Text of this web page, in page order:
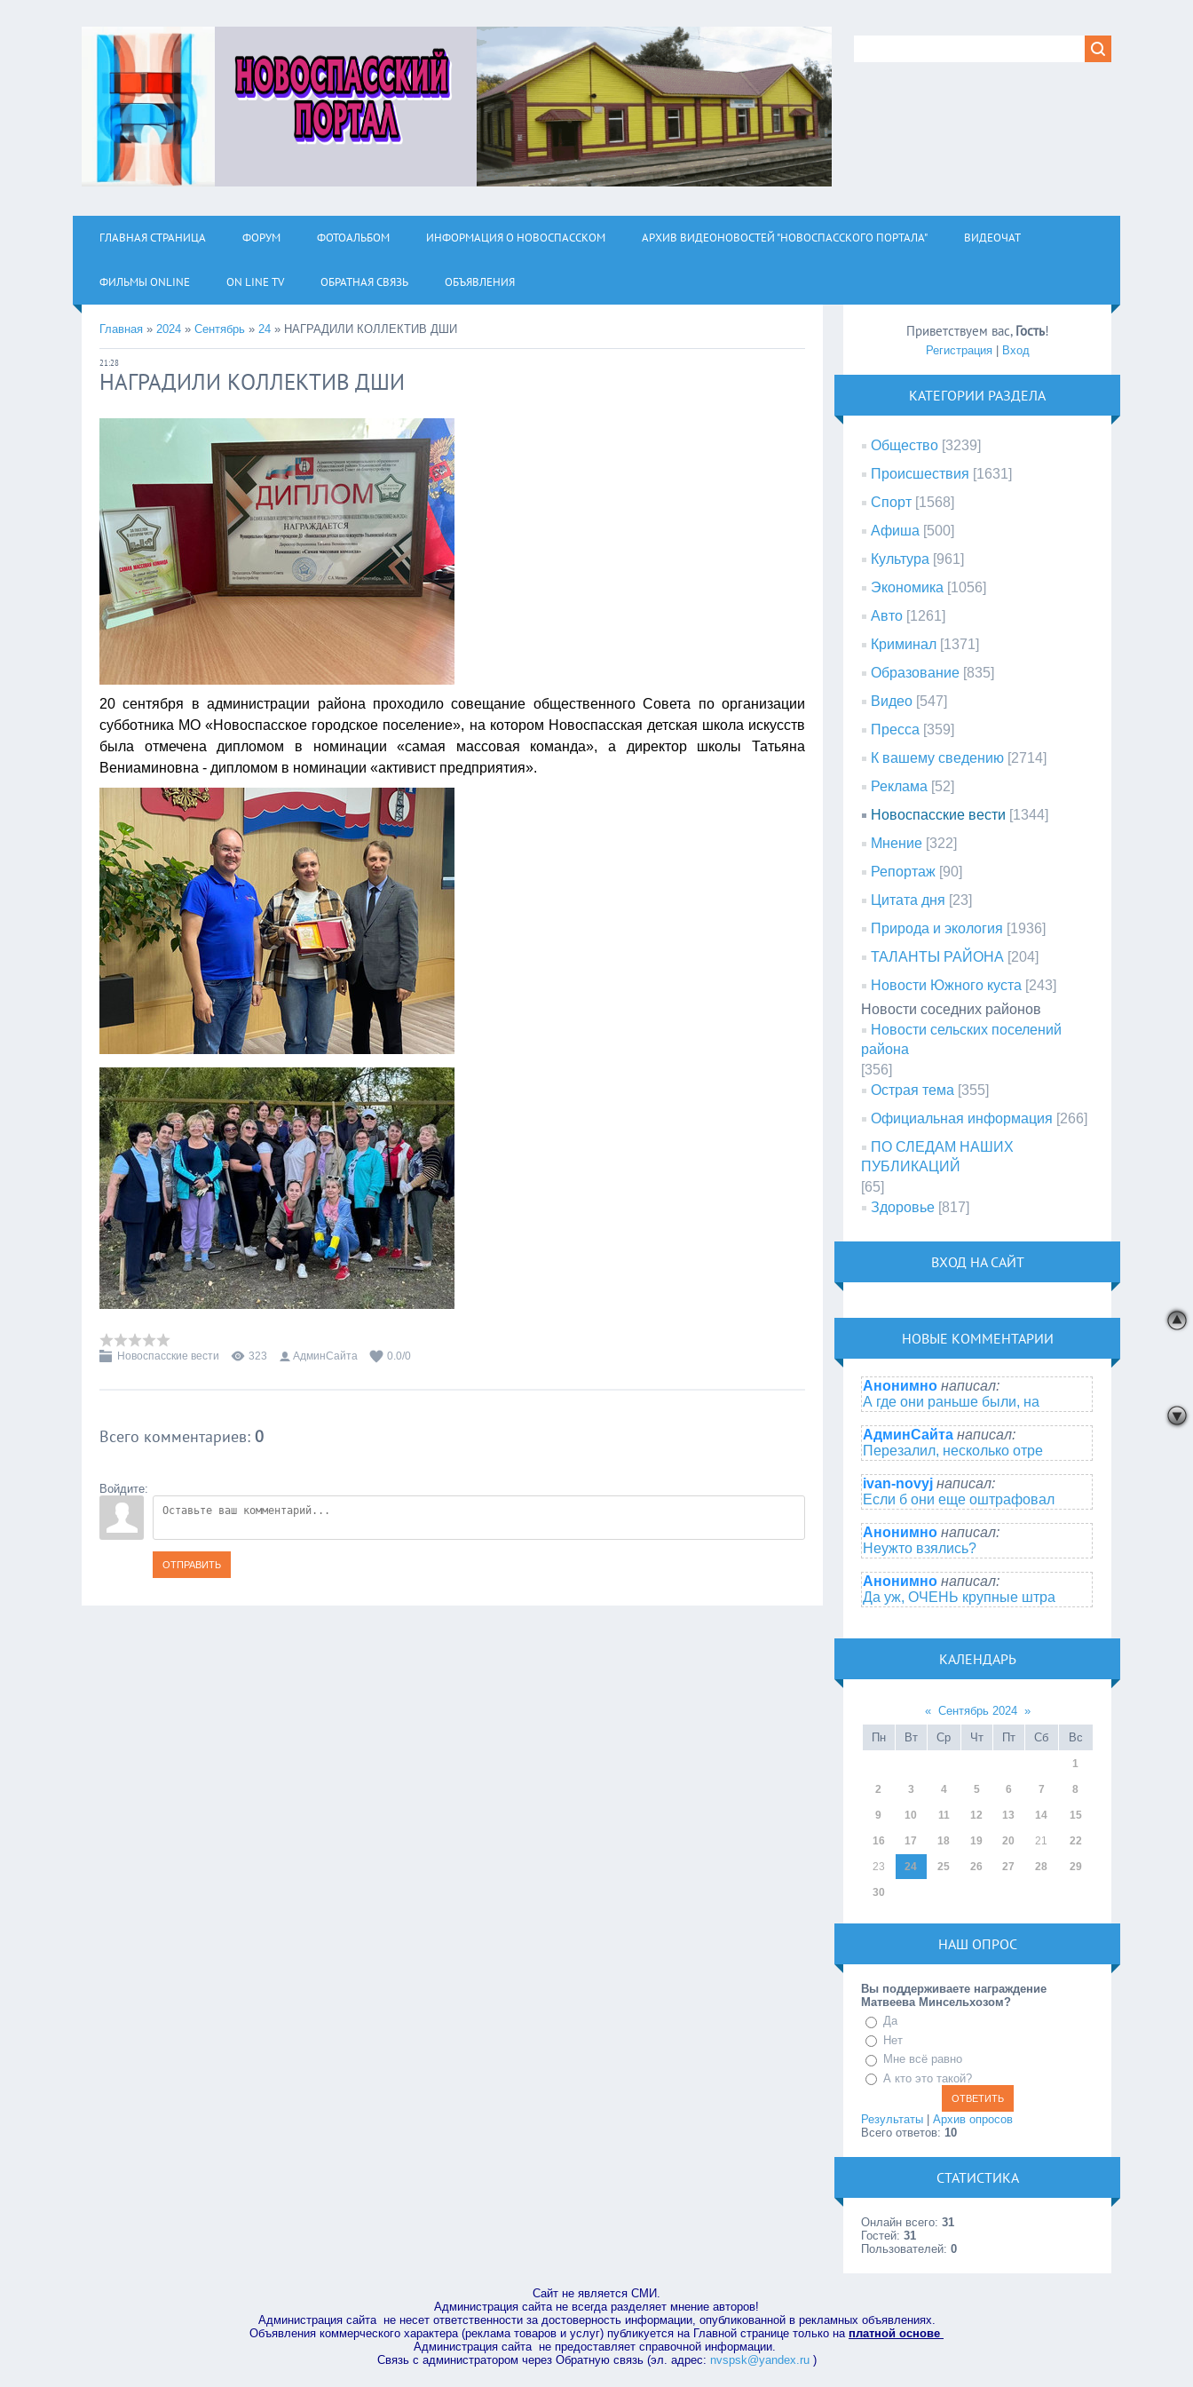
ГЛАВНАЯ СТРАНИЦА ФОРУМ ФОТОАЛЬБОМ ИНФОРМАЦИЯ О НОВОСПАССКОМ АРХИВ ВИДЕОНОВОСТЕЙ "НОВОСПАССКОГО ПОРТАЛА" ВИДЕОЧАТ
ФИЛЬМЫ ОNLINE ON LINE TV ОБРАТНАЯ СВЯЗЬ ОБЪЯВЛЕНИЯ
Главная » 2024 » Сентябрь » 24 » НАГРАДИЛИ КОЛЛЕКТИВ ДШИ
21:28
НАГРАДИЛИ КОЛЛЕКТИВ ДШИ
20 сентября в администрации района проходило совещание общественного Совета по организации
субботника МО «Новоспасское городское поселение», на котором Новоспасская детская школа искусств
была отмечена дипломом в номинации «самая массовая команда», а директор школы Татьяна
Вениаминовна - дипломом в номинации «активист предприятия».
Новоспасские вести 323 АдминСайта 0.0/0
Всего комментариев: 0
Войдите:
ОТПРАВИТЬ
Приветствуем вас, Гость!
Регистрация| Вход
КАТЕГОРИИ РАЗДЕЛА
Общество [3239]
Происшествия [1631]
Спорт [1568]
Афиша [500]
Культура [961]
Экономика [1056]
Авто [1261]
Криминал [1371]
Образование [835]
Видео [547]
Пресса [359]
К вашему сведению [2714]
Реклама [52]
Новоспасские вести [1344]
Мнение [322]
Репортаж [90]
Цитата дня [23]
Природа и экология [1936]
ТАЛАНТЫ РАЙОНА [204]
Новости Южного куста [243]
Новости соседних районов
Новости сельских поселений
района
[356]
Острая тема [355]
Официальная информация [266]
ПО СЛЕДАМ НАШИХ
ПУБЛИКАЦИЙ
[65]
Здоровье [817]
ВХОД НА САЙТ
НОВЫЕ КОММЕНТАРИИ
Анонимно написал:
А где они раньше были, на
АдминСайта написал:
Перезалил, несколько отре
ivan-novyj написал:
Если б они еще оштрафовал
Анонимно написал:
Неужто взялись?
Анонимно написал:
Да уж, ОЧЕНЬ крупные штра
КАЛЕНДАРЬ
« Сентябрь 2024 »
Пн
Вт Ср Чт Пт Сб Вс
1
2 3 4 5 6 7 8
9 10 11 12 13 14 15
16 17 18 19 20 21 22
23 24 25 26 27 28 29
30
НАШ ОПРОС
Вы поддерживаете награждение
Матвеева Минсельхозом?
Да
Нет
Мне всё равно
А кто это такой?
Результаты |Архив опросов
Всего ответов:10
СТАТИСТИКА
Онлайн всего:31
Гостей:31
Пользователей:0
Сайт не является СМИ.
Администрация сайта не всегда разделяет мнение авторов!
Администрация сайта не несет ответственности за достоверность информации, опубликованной в рекламных объявлениях.
Объявления коммерческого характера (реклама товаров и услуг) публикуется на Главной странице только на платной основе
Администрация сайта не предоставляет справочной информации.
Связь с администратором через Обратную связь (эл. адрес: nvspsk@yandex.ru)